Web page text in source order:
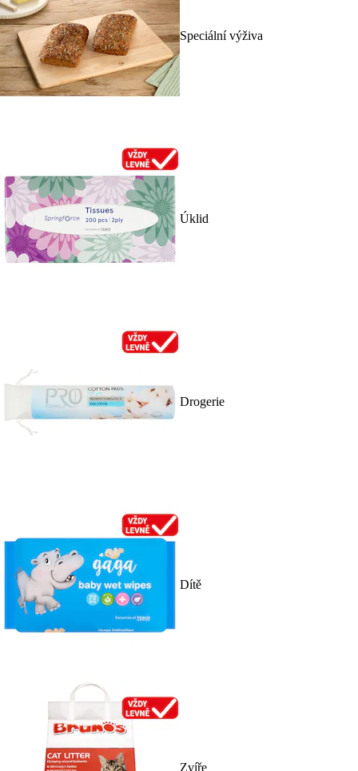
Speciální výživa
Úklid
Drogerie
Dítě
Zvíře